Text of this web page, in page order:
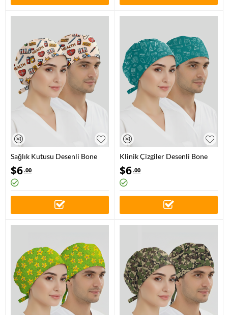
Sağlık Kutusu Desenli Bone
(Cotton Likra Kumaş)
$6.00
Klinik Çizgiler Desenli Bone
(Cotton Likra Kumaş)
$6.00